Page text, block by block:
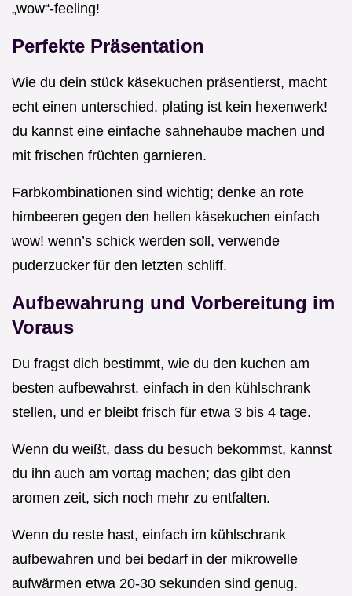
„wow“-feeling!
Perfekte Präsentation
Wie du dein stück käsekuchen präsentierst, macht
echt einen unterschied. plating ist kein hexenwerk!
du kannst eine einfache sahnehaube machen und
mit frischen früchten garnieren.
Farbkombinationen sind wichtig; denke an rote
himbeeren gegen den hellen käsekuchen einfach
wow! wenn’s schick werden soll, verwende
puderzucker für den letzten schliff.
Aufbewahrung und Vorbereitung im
Voraus
Du fragst dich bestimmt, wie du den kuchen am
besten aufbewahrst. einfach in den kühlschrank
stellen, und er bleibt frisch für etwa 3 bis 4 tage.
Wenn du weißt, dass du besuch bekommst, kannst
du ihn auch am vortag machen; das gibt den
aromen zeit, sich noch mehr zu entfalten.
Wenn du reste hast, einfach im kühlschrank
aufbewahren und bei bedarf in der mikrowelle
aufwärmen etwa 20-30 sekunden sind genug.